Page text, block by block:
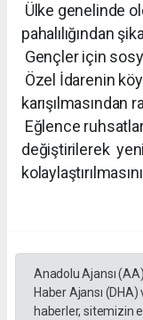
Ülke genelinde
pahalılığından
Gençler için
Özel İdarenin
karışılmasından
Eğlence
değiştirilerek yeni
Anadolu Ajansı
Haber Ajansı
haberler, sitemizin